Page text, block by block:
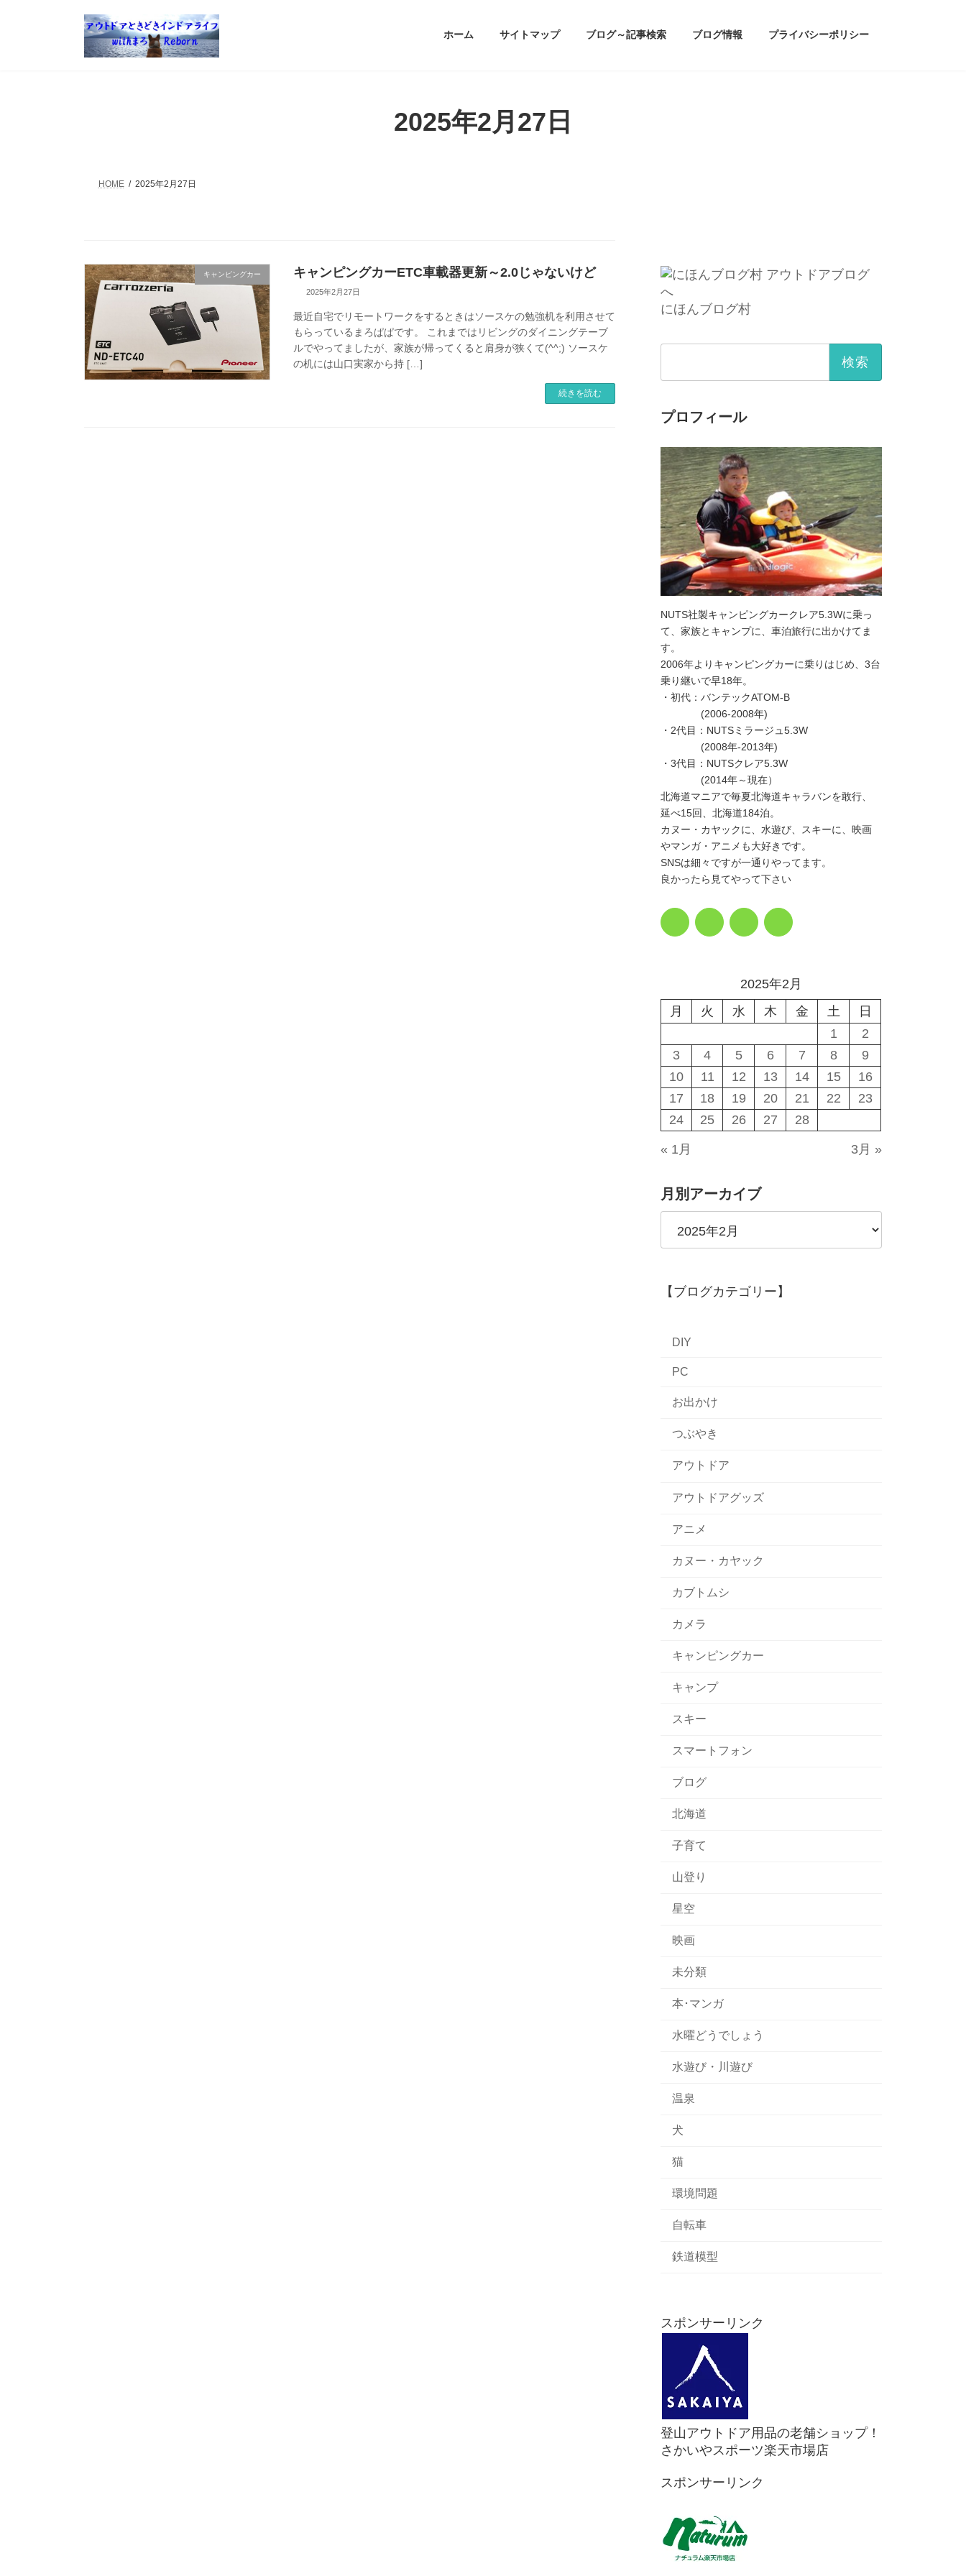
ホーム サイトマップ ブログ～記事検索 ブログ情報 プライバシーポリシー
2025年2月27日
HOME 2025年2月27日
キャンピングカー キャンピングカーETC車載器更新～2.0じゃないけど
2025年2月27日
最近自宅でリモートワークをするときはソースケの勉強机を利用させて
もらっているまろぱぱです。 これまではリビングのダイニングテーブ
ルでやってましたが、家族が帰ってくると肩身が狭くて(^^;) ソースケ
の机には山口実家から持 […]
続きを読む
にほんブログ村
プロフィール
NUTS社製キャンピングカークレア5.3Wに乗っ
て、家族とキャンプに、車泊旅行に出かけてま
す。
2006年よりキャンピングカーに乗りはじめ、3台
乗り継いで早18年。
・初代：バンテックATOM-B
(2006-2008年)
・2代目：NUTSミラージュ5.3W
(2008年-2013年)
・3代目：NUTSクレア5.3W
(2014年～現在）
北海道マニアで毎夏北海道キャラバンを敢行、
延べ15回、北海道184泊。
カヌー・カヤックに、水遊び、スキーに、映画
やマンガ・アニメも大好きです。
SNSは細々ですが一通りやってます。
良かったら見てやって下さい
2025年2月
月
火 水 木 金 土
日
1
2
3
4 5 6 7 8
9
10
11 12 13 14 15
16
17
18 19 20 21 22
23
24
25 26 27 28
« 1月 3月 »
月別アーカイブ
【ブログカテゴリー】
DIY
PC
お出かけ
つぶやき
アウトドア
アウトドアグッズ
アニメ
カヌー・カヤック
カブトムシ
カメラ
キャンピングカー
キャンプ
スキー
スマートフォン
ブログ
北海道
子育て
山登り
星空
映画
未分類
本･マンガ
水曜どうでしょう
水遊び・川遊び
温泉
犬
猫
環境問題
自転車
鉄道模型
スポンサーリンク
登山アウトドア用品の老舗ショップ！
さかいやスポーツ楽天市場店
スポンサーリンク